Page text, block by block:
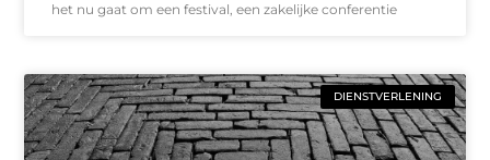
het nu gaat om een festival, een zakelijke conferentie
DIENSTVERLENING